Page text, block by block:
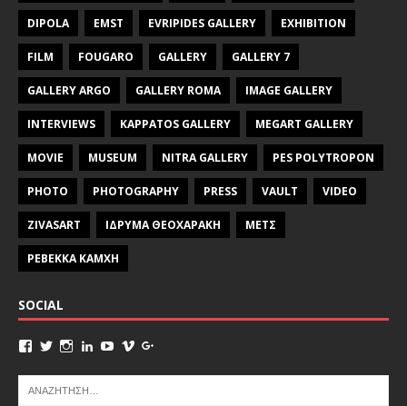
DIPOLA EMST EVRIPIDES GALLERY EXHIBITION
FILM FOUGARO GALLERY GALLERY 7
GALLERY ARGO GALLERY ROMA IMAGE GALLERY
INTERVIEWS KAPPATOS GALLERY MEGART GALLERY
MOVIE MUSEUM NITRA GALLERY PES POLYTROPON
PHOTO PHOTOGRAPHY PRESS VAULT VIDEO
ZIVASART ΙΔΡΥΜΑ ΘΕΟΧΑΡΑΚΗ ΜΕΤΣ
ΡΕΒΕΚΚΑ ΚΑΜΧΗ
SOCIAL